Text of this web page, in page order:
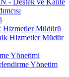
Müdürü
Hizmetler Müdür
Yönetimi
Yönetim